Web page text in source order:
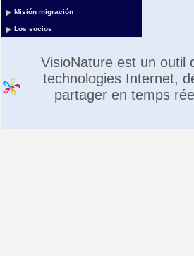
Misión migración
Los socios
VisioNature est un outil
technologies Internet,
partager en temps